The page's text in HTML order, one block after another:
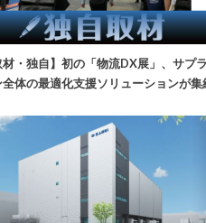
材・独自】初の「物流DX展」、サプ
体の最適化支援ソリューションが集